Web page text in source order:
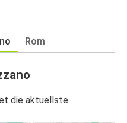
Rom
die aktuellste